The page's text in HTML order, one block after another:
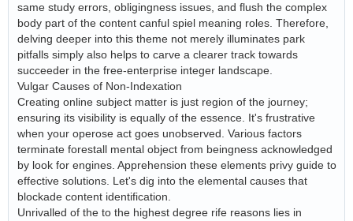
same study errors, obligingness issues, and flush the complex
body part of the content canful spiel meaning roles. Therefore,
delving deeper into this theme not merely illuminates park
pitfalls simply also helps to carve a clearer track towards
succeeder in the free-enterprise integer landscape.
Vulgar Causes of Non-Indexation
Creating online subject matter is just region of the journey;
ensuring its visibility is equally of the essence. It's frustrative
when your operose act goes unobserved. Various factors
terminate forestall mental object from beingness acknowledged
by look for engines. Apprehension these elements privy guide to
effective solutions. Let's dig into the elemental causes that
blockade content identification.
Unrivalled of the to the highest degree rife reasons lies in